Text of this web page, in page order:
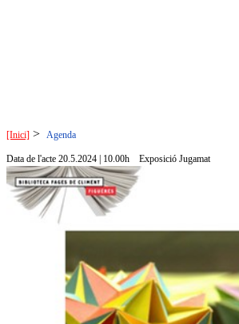
[Inici] > Agenda
Data de l'acte 20.5.2024 | 10.00h Exposició Jugamat